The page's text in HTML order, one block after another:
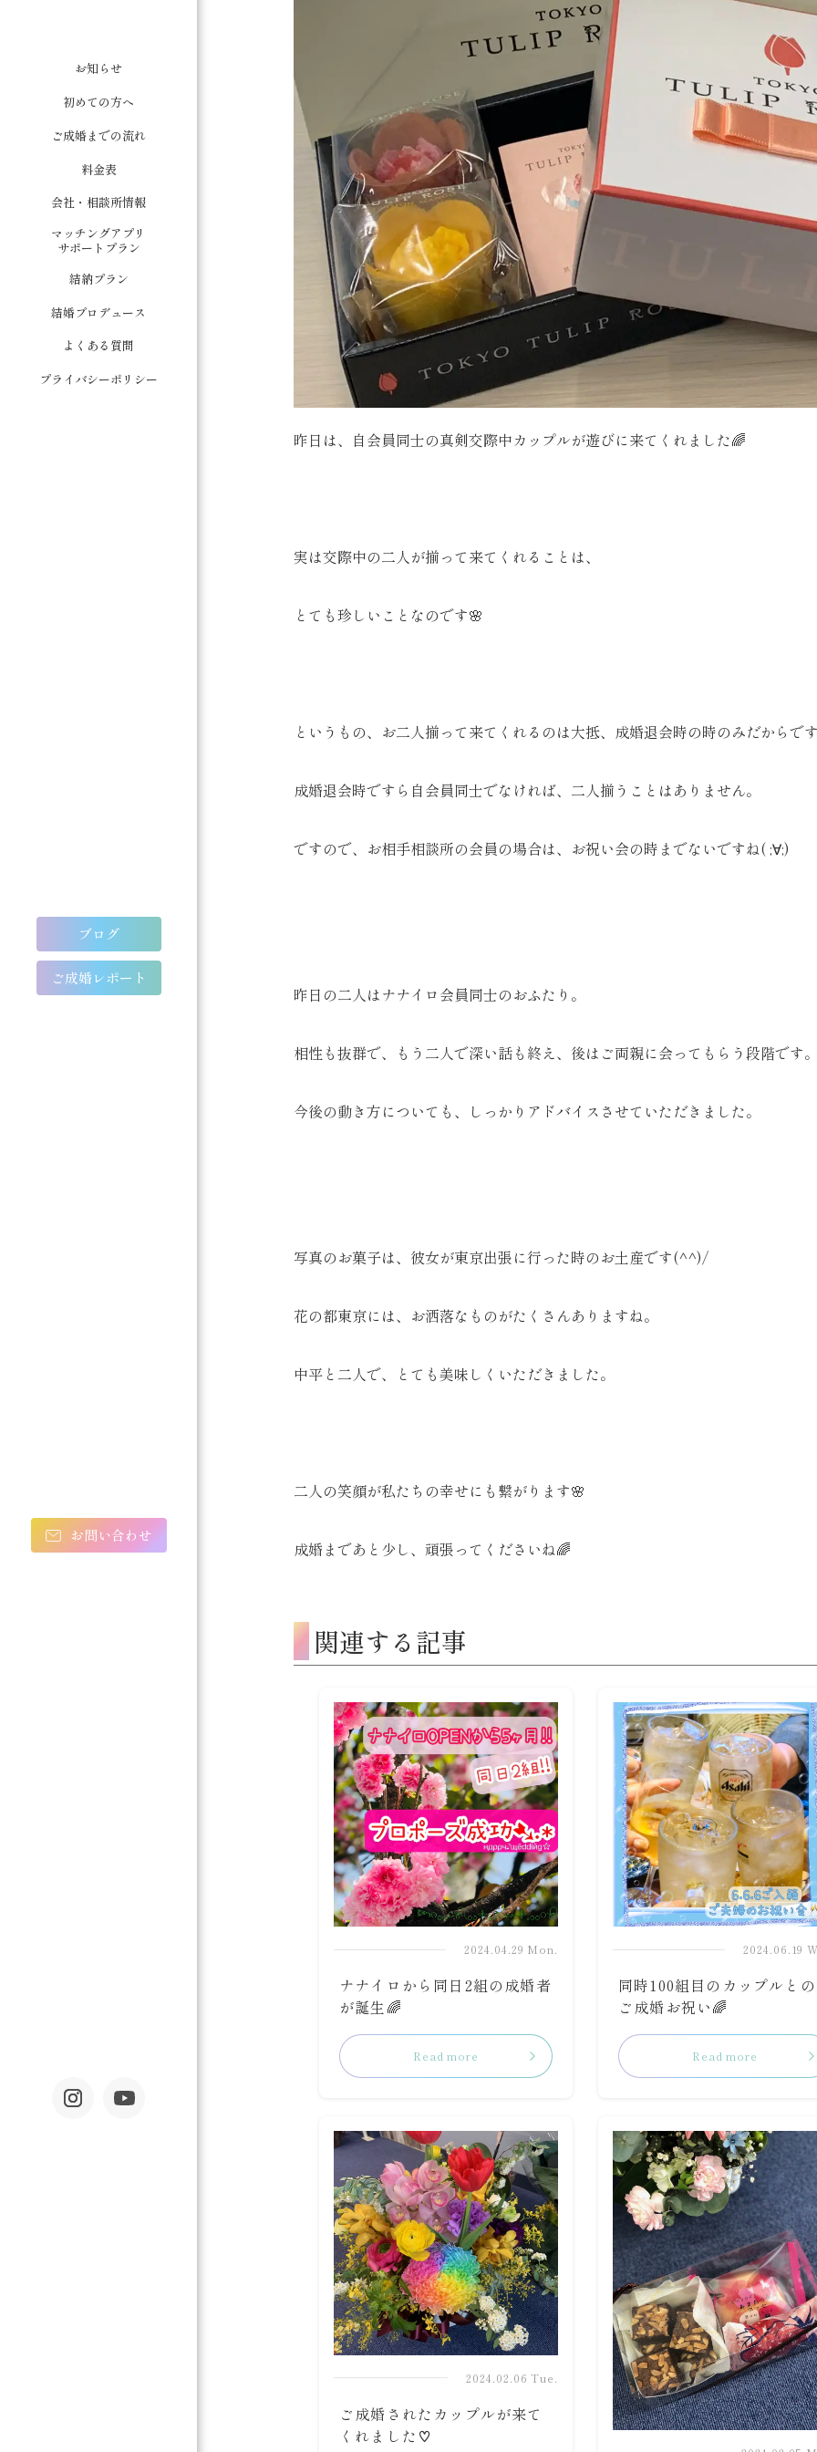
お知らせ
初めての方へ
ご成婚までの流れ
料金表
会社・相談所情報
マッチングアプリ
サポートプラン
結納プラン
結婚プロデュース
よくある質問
プライバシーポリシー
ブログ
ご成婚レポート
お問い合わせ
昨日は、自会員同士の真剣交際中カップルが遊びに来てくれました🌈
実は交際中の二人が揃って来てくれることは、
とても珍しいことなのです🌸
というもの、お二人揃って来てくれるのは大抵、成婚退会時の時のみだからで
成婚退会時ですら自会員同士でなければ、二人揃うことはありません。
ですので、お相手相談所の会員の場合は、お祝い会の時までないですね( ;∀;)
昨日の二人はナナイロ会員同士のおふたり。
相性も抜群で、もう二人で深い話も終え、後はご両親に会ってもらう段階です
今後の動き方についても、しっかりアドバイスさせていただきました。
写真のお菓子は、彼女が東京出張に行った時のお土産です(^^)/
花の都東京には、お洒落なものがたくさんありますね。
中平と二人で、とても美味しくいただきました。
二人の笑顔が私たちの幸せにも繋がります🌸
成婚まであと少し、頑張ってくださいね🌈
関連する記事
2024.04.29 Mon.
ナナイロから同日2組の成婚者
が誕生🌈
Read more
2024.06.19
同時100組目のカップルとの
ご成婚お祝い🌈
Read more
2024.02.06 Tue.
ご成婚されたカップルが来て
くれました♡